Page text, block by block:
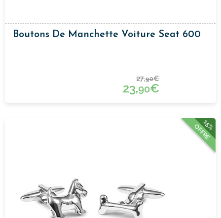
Boutons De Manchette Voiture Seat 600
27,90€
23,90€
15%
OFFRE